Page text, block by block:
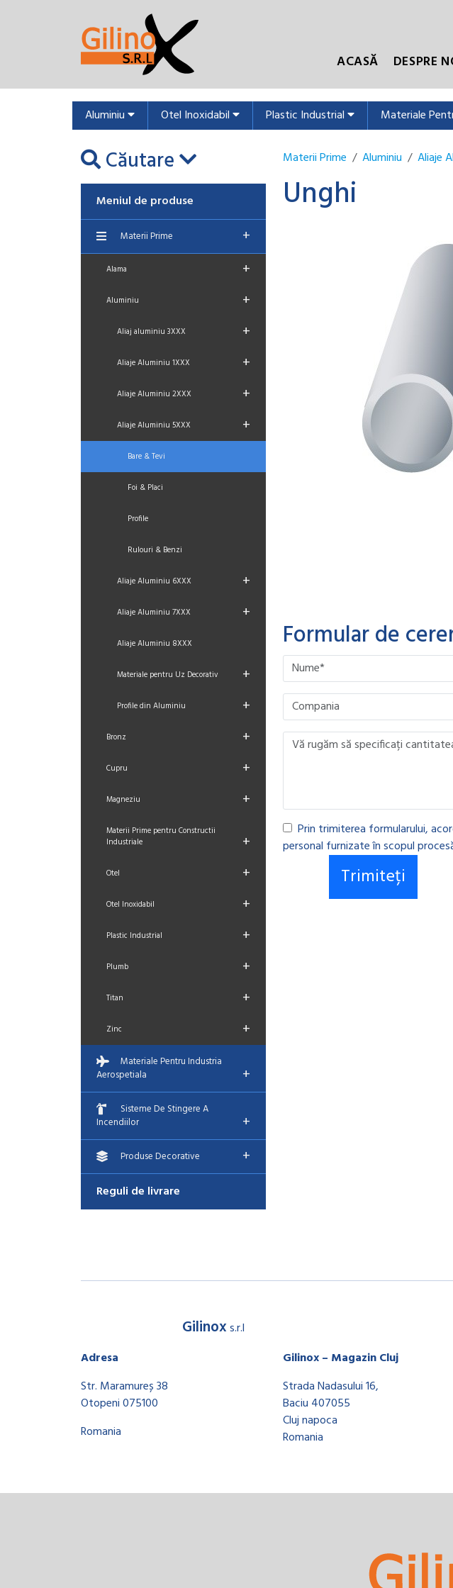
ACASĂ
DESPRE
Aluminiu Otel Inoxidabil Plastic Industrial Materiale
Căutare
Meniul de produse
Materii Prime +
Alama +
Aluminiu +
Aliaj aluminiu 3XXX +
Aliaje Aluminiu 1XXX +
Aliaje Aluminiu 2XXX +
Aliaje Aluminiu 5XXX +
Bare & Tevi
Foi & Placi
Profile
Rulouri & Benzi
Aliaje Aluminiu 6XXX +
Aliaje Aluminiu 7XXX +
Aliaje Aluminiu 8XXX
Materiale pentru Uz Decorativ +
Profile din Aluminiu +
Bronz +
Cupru +
Magneziu +
Materii Prime pentru Constructii
Industriale
+
Otel +
Otel Inoxidabil +
Plastic Industrial +
Plumb +
Titan +
Zinc +
Materiale Pentru Industria
Aerospetiala
+
Sisteme De Stingere A
Incendiilor
+
Produse Decorative +
Reguli de livrare
Materii Prime Aluminiu Aliaje
Unghi
Formular de
Please leave this field empty.
Please leave this field empty.
Please leave this field empty.
Please leave this field empty.
Prin trimiterea formularului,
personal furnizate în scopul
Gilinoxs.r.l
Adresa
Str. Maramureș 38
Otopeni 075100
Romania
Gilinox – Magazin Cluj
Strada Nadasului 16,
Baciu 407055
Cluj napoca
Romania